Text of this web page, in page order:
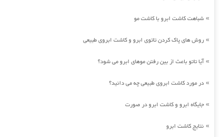
» شباهت کاشت ابرو با کاشت مو
» روش های پاک کردن تاتوی ابرو و کاشت ابروی طبیعی
»آیا تاتو باعث از بین رفتن موهای ابرو می شود؟
» در مورد کاشت ابروی طبیعی چه می دانید؟
» جایگاه ابرو و کاشت ابرو در صورت
» نتایج کاشت ابرو